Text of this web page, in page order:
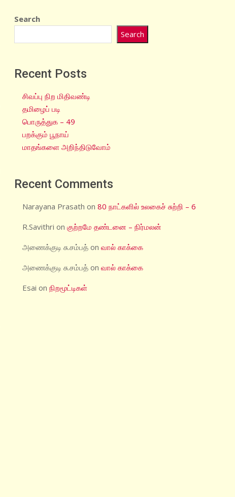
Search
Search
Recent Posts
சிவப்பு நிற மிதிவண்டி
தமிழைப் படி
பொருத்துக – 49
பறக்கும் பூநாய்
மாதங்களை அறிந்திடுவோம்
Recent Comments
Narayana Prasath on80 நாட்களில் உலகைச் சுற்றி – 6
R.Savithri onகுற்றமே தண்டனை – நிர்மலன்
அணைக்குடி சு.சம்பத் onவால் காக்கை
அணைக்குடி சு.சம்பத் onவால் காக்கை
Esai onநிறமூட்டிகள்